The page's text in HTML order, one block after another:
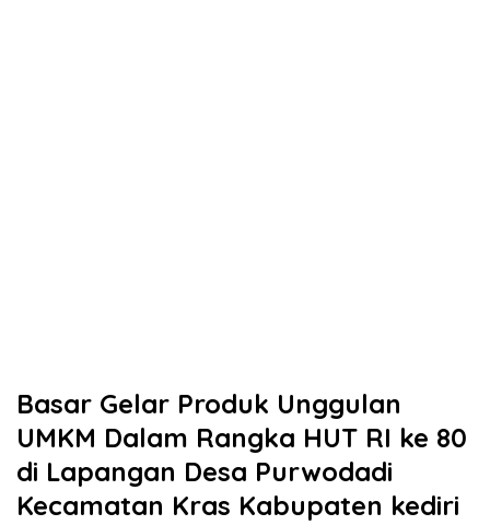
Basar Gelar Produk Unggulan
UMKM Dalam Rangka HUT RI ke 80
di Lapangan Desa Purwodadi
Kecamatan Kras Kabupaten kediri